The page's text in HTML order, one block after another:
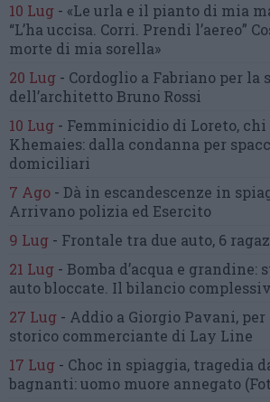
10 Lug - «Le urla e il pianto di mia
“L’ha uccisa. Corri. Prendi l’aereo”
morte di mia sorella»
20 Lug - Cordoglio a Fabriano per la
dell’architetto Bruno Rossi
10 Lug - Femminicidio di Loreto, chi
Khemaies: dalla condanna per
domiciliari
7 Ago - Dà in escandescenze in
Arrivano polizia ed Esercito
9 Lug - Frontale tra due auto, 6
21 Lug - Bomba d’acqua e grandine:
auto bloccate. Il bilancio
27 Lug - Addio a Giorgio Pavani, per
storico commerciante di Lay Line
17 Lug - Choc in spiaggia, tragedia
bagnanti:uomo muore annegato